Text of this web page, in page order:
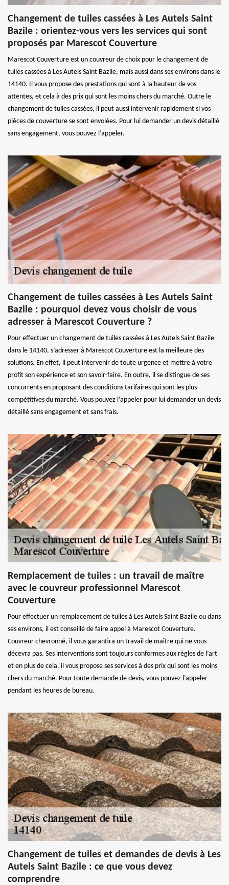
Changement de tuiles cassées à Les Autels Saint
Bazile : orientez-vous vers les services qui sont
proposés par Marescot Couverture
Marescot Couverture est un couvreur de choix pour le changement de
tuiles cassées à Les Autels Saint Bazile, mais aussi dans ses environs dans le
14140. Il vous propose des prestations qui sont à la hauteur de vos
attentes, et cela à des prix qui sont les moins chers du marché. Outre le
changement de tuiles cassées, il peut aussi intervenir rapidement si vos
pièces de couverture se sont envolées. Pour lui demander un devis détaillé
sans engagement, vous pouvez l’appeler.
Changement de tuiles cassées à Les Autels Saint
Bazile : pourquoi devez vous choisir de vous
adresser à Marescot Couverture ?
Pour effectuer un changement de tuiles cassées à Les Autels Saint Bazile
dans le 14140, s’adresser à Marescot Couverture est la meilleure des
solutions. En effet, il peut intervenir de toute urgence et mettre à votre
profit son expérience et son savoir-faire. En outre, il se distingue de ses
concurrents en proposant des conditions tarifaires qui sont les plus
compétitives du marché. Vous pouvez l’appeler pour lui demander un devis
détaillé sans engagement et sans frais.
Remplacement de tuiles : un travail de maître
avec le couvreur professionnel Marescot
Couverture
Pour effectuer un remplacement de tuiles à Les Autels Saint Bazile ou dans
ses environs, il est conseillé de faire appel à Marescot Couverture.
Couvreur chevronné, il vous garantira un travail de maître qui ne vous
décevra pas. Ses interventions sont toujours conformes aux règles de l’art
et en plus de cela, il vous propose ses services à des prix qui sont les moins
chers du marché. Pour toute demande de devis, vous pouvez l’appeler
pendant les heures de bureau.
Changement de tuiles et demandes de devis à Les
Autels Saint Bazile : ce que vous devez
comprendre